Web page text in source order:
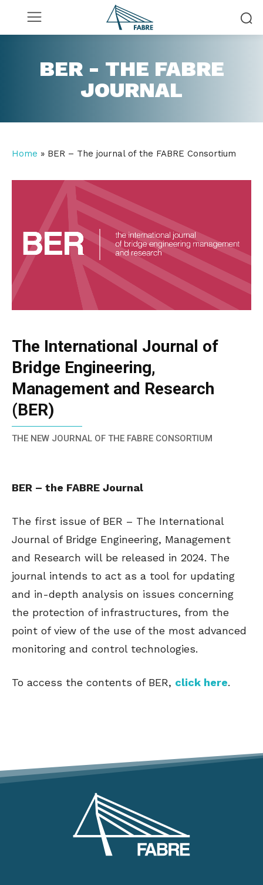
BER - THE FABRE
JOURNAL
Home » BER – The journal of the FABRE Consortium
The International Journal of
Bridge Engineering,
Management and Research
(BER)
THE NEW JOURNAL OF THE FABRE CONSORTIUM
BER – the FABRE Journal
The first issue of BER – The International
Journal of Bridge Engineering, Management
and Research will be released in 2024. The
journal intends to act as a tool for updating
and in-depth analysis on issues concerning
the protection of infrastructures, from the
point of view of the use of the most advanced
monitoring and control technologies.
To access the contents of BER, click here.